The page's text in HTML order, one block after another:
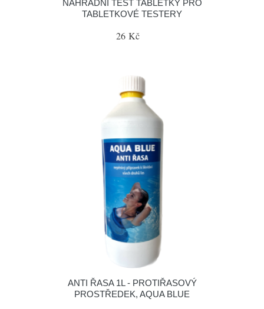
NAHRADNÍ TEST TABLETKY PRO
TABLETKOVÉ TESTERY
26 Kč
ANTI ŘASA 1L - PROTIŘASOVÝ
PROSTŘEDEK, AQUA BLUE